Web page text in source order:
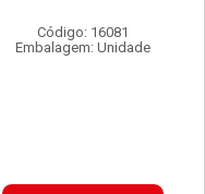
Código: 16081
Embalagem: Unidade